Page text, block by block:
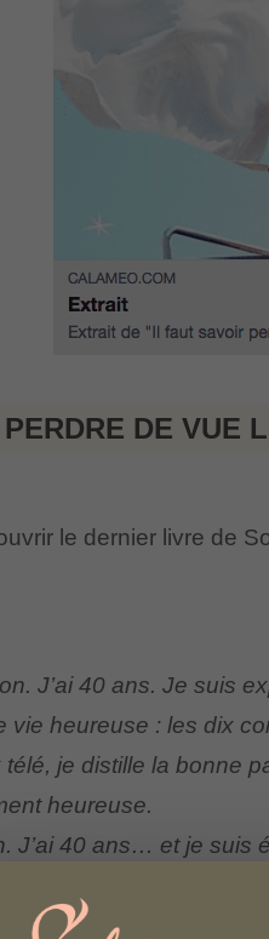
DE VUE
le dernier livre de
J’ai 40 ans. Je suis
vie heureuse : les dix
je distille la bonne
heureuse.
J’ai 40 ans… et je suis
en miettes. Son mari
out. Lors de la soirée